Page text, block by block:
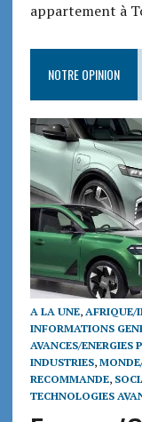
appartement à
NOTRE OPINION
A LA UNE, AFRIQUE/
INFORMATIONS
AVANCES/ENERGIES
INDUSTRIES,
RECOMMANDE,
TECHNOLOGIES